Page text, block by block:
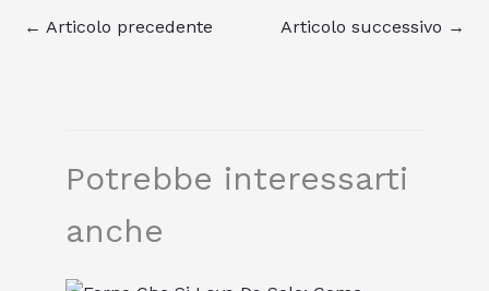
← Articolo precedente Articolo successivo →
Potrebbe interessarti
anche